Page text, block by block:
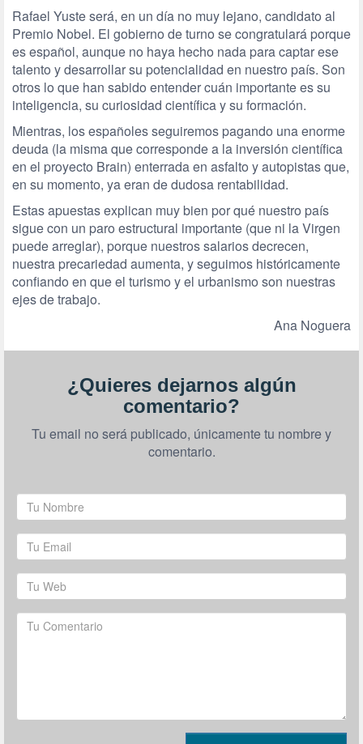
Rafael Yuste será, en un día no muy lejano, candidato al
Premio Nobel. El gobierno de turno se congratulará porque
es español, aunque no haya hecho nada para captar ese
talento y desarrollar su potencialidad en nuestro país. Son
otros lo que han sabido entender cuán importante es su
inteligencia, su curiosidad científica y su formación.
Mientras, los españoles seguiremos pagando una enorme
deuda (la misma que corresponde a la inversión científica
en el proyecto Brain) enterrada en asfalto y autopistas que,
en su momento, ya eran de dudosa rentabilidad.
Estas apuestas explican muy bien por qué nuestro país
sigue con un paro estructural importante (que ni la Virgen
puede arreglar), porque nuestros salarios decrecen,
nuestra precariedad aumenta, y seguimos históricamente
confiando en que el turismo y el urbanismo son nuestras
ejes de trabajo.
Ana Noguera
¿Quieres dejarnos algún
comentario?
Tu email no será publicado, únicamente tu nombre y
comentario.